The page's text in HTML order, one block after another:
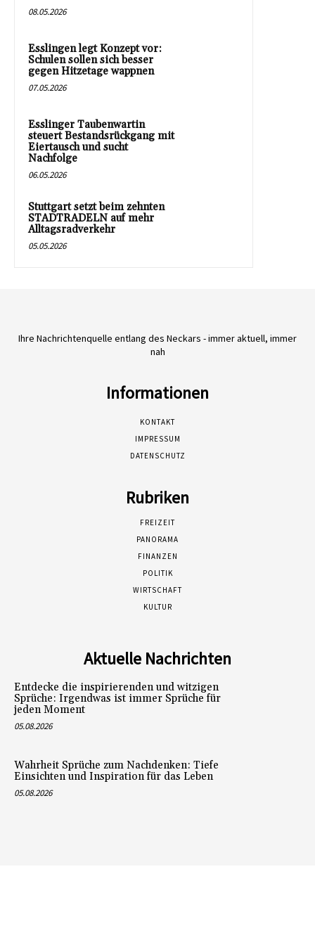
08.05.2026
Esslingen legt Konzept vor:
Schulen sollen sich besser
gegen Hitzetage wappnen
07.05.2026
Esslinger Taubenwartin
steuert Bestandsrückgang mit
Eiertausch und sucht
Nachfolge
06.05.2026
Stuttgart setzt beim zehnten
STADTRADELN auf mehr
Alltagsradverkehr
05.05.2026
Ihre Nachrichtenquelle entlang des Neckars - immer aktuell, immer
nah
Informationen
KONTAKT
IMPRESSUM
DATENSCHUTZ
Rubriken
FREIZEIT
PANORAMA
FINANZEN
POLITIK
WIRTSCHAFT
KULTUR
Aktuelle Nachrichten
Entdecke die inspirierenden und witzigen
Sprüche: Irgendwas ist immer Sprüche für
jeden Moment
05.08.2026
Wahrheit Sprüche zum Nachdenken: Tiefe
Einsichten und Inspiration für das Leben
05.08.2026